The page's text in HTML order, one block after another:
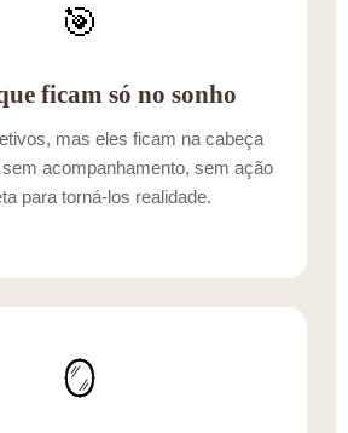
🎯
ficam só no sonho
mas eles ficam na cabeça
acompanhamento, sem ação
para torná-los realidade.
🪞